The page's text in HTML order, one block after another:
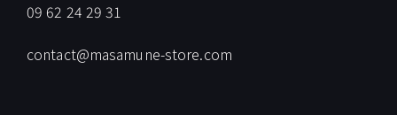
09 62 24 29 31
contact@masamune-store.com